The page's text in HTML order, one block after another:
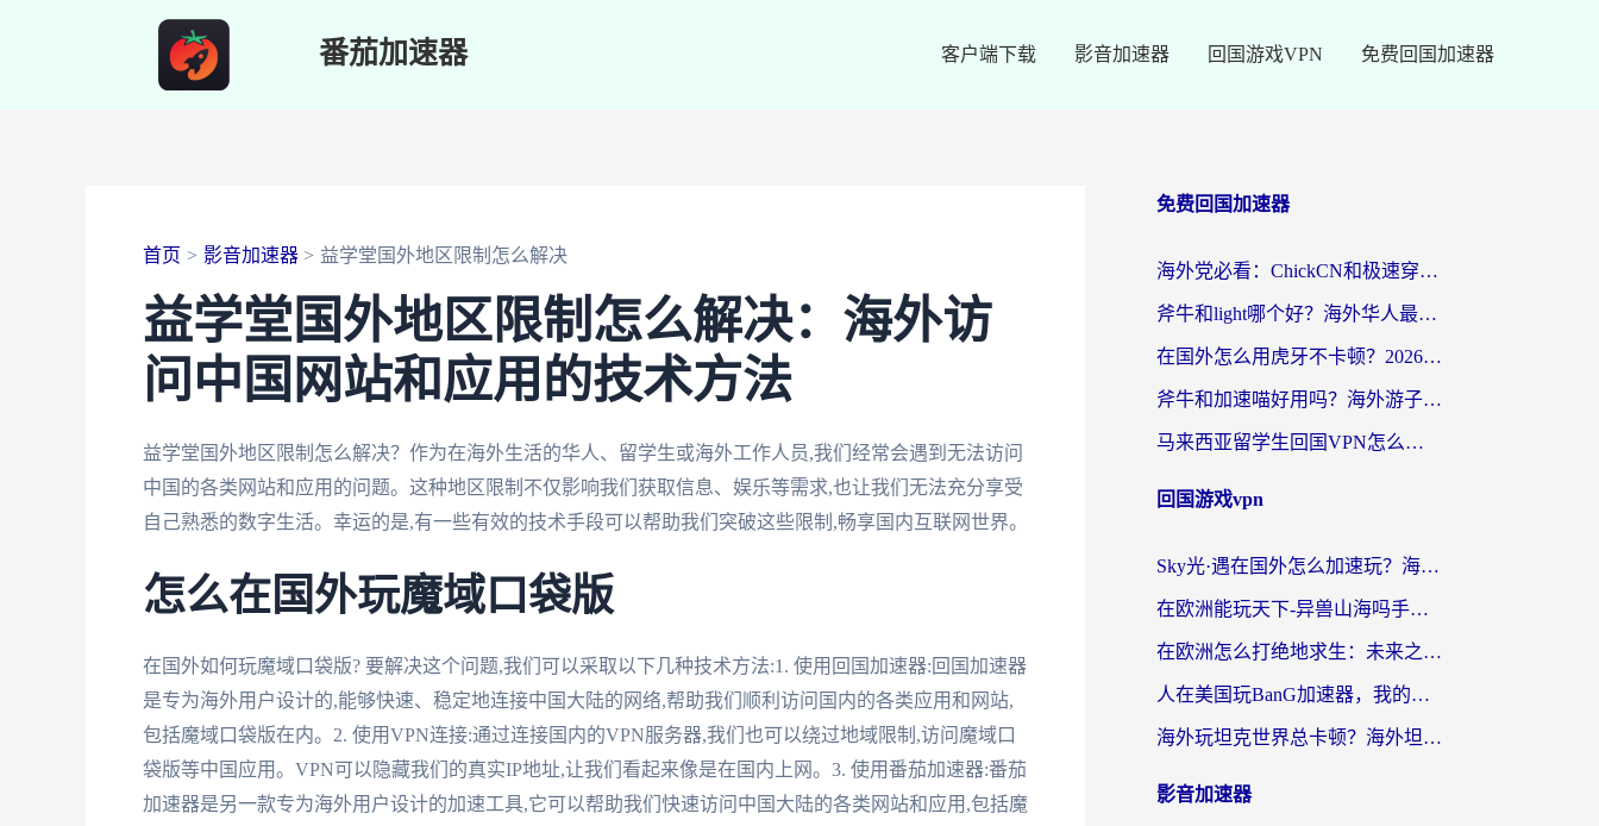
番茄加速器 客户端下载 影音加速器 回国游戏VPN 免费回国加速器
首页 影音加速器 益学堂国外地区限制怎么解决
益学堂国外地区限制怎么解决：海外访
问中国网站和应用的技术方法
益学堂国外地区限制怎么解决？作为在海外生活的华人、留学生或海外工作人员,我们经常会遇到无法访问
中国的各类网站和应用的问题。这种地区限制不仅影响我们获取信息、娱乐等需求,也让我们无法充分享受
自己熟悉的数字生活。幸运的是,有一些有效的技术手段可以帮助我们突破这些限制,畅享国内互联网世界。
怎么在国外玩魔域口袋版
在国外如何玩魔域口袋版? 要解决这个问题,我们可以采取以下几种技术方法:1. 使用回国加速器:回国加速器
是专为海外用户设计的,能够快速、稳定地连接中国大陆的网络,帮助我们顺利访问国内的各类应用和网站,
包括魔域口袋版在内。2. 使用VPN连接:通过连接国内的VPN服务器,我们也可以绕过地域限制,访问魔域口
袋版等中国应用。VPN可以隐藏我们的真实IP地址,让我们看起来像是在国内上网。3. 使用番茄加速器:番茄
加速器是另一款专为海外用户设计的加速工具,它可以帮助我们快速访问中国大陆的各类网站和应用,包括魔
免费回国加速器
海外党必看：ChickCN和极速穿梭VPN好用吗？3招教你选对回国加速器无缝刷国内资源
斧牛和light哪个好？海外华人最关心的回国加速器选择难题，一篇讲透
在国外怎么用虎牙不卡顿？2026海外华人亲测有效的回国加速器选择指南
斧牛和加速喵好用吗？海外游子的真实选择困境
马来西亚留学生回国VPN怎么选？3个避坑点+1款实测好用的加速器推荐
回国游戏vpn
Sky光·遇在国外怎么加速玩？海外党亲测有效的国服游戏加速指南
在欧洲能玩天下-异兽山海吗手游？海外玩家的加速器生存指南
在欧洲怎么打绝地求生：未来之役不卡？留学生亲测的加速器避坑指南
人在美国玩BanG加速器，我的延迟终于绿了
海外玩坦克世界总卡顿？海外坦克世界加速器有哪些？实测好用的选择在这里
影音加速器